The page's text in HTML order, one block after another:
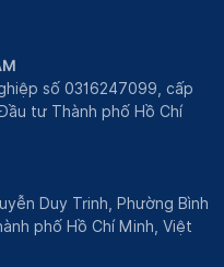
số 0316247099, cấp
tư Thành phố Hồ Chí
Duy Trinh, Phường Bình
phố Hồ Chí Minh, Việt